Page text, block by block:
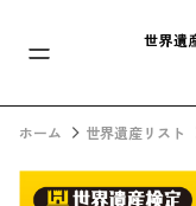
ホーム 世界遺産リスト